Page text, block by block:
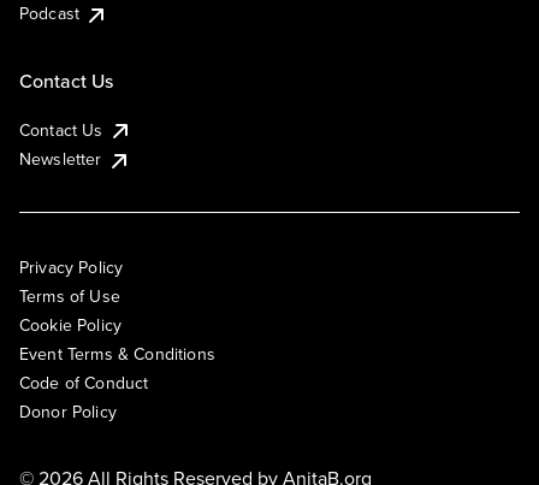
Podcast
Contact Us
Contact Us
Newsletter
Privacy Policy
Terms of Use
Cookie Policy
Event Terms & Conditions
Code of Conduct
Donor Policy
© 2026 All Rights Reserved byAnitaB.org